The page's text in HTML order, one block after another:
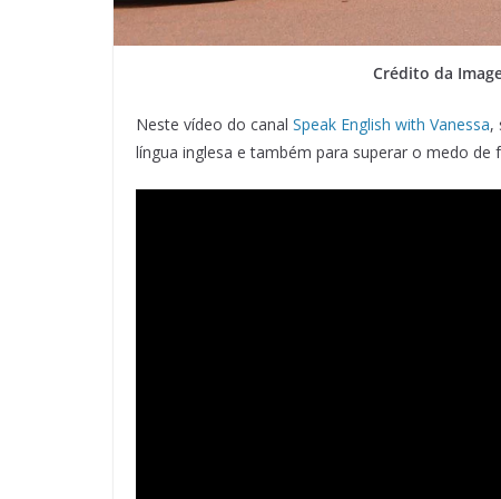
Crédito da
Neste vídeo do canal Speak English with Vanessa,
língua inglesa e também para superar o medo de